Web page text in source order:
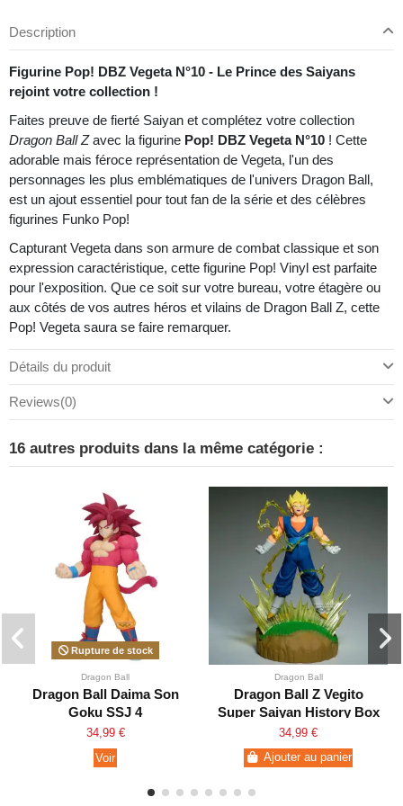
Description
Figurine Pop! DBZ Vegeta N°10 - Le Prince des Saiyans
rejoint votre collection !
Faites preuve de fierté Saiyan et complétez votre collection
Dragon Ball Zavec la figurine Pop! DBZ Vegeta N°10! Cette
adorable mais féroce représentation de Vegeta, l'un des
personnages les plus emblématiques de l'univers Dragon Ball,
est un ajout essentiel pour tout fan de la série et des célèbres
figurines Funko Pop!
Capturant Vegeta dans son armure de combat classique et son
expression caractéristique, cette figurine Pop! Vinyl est parfaite
pour l'exposition. Que ce soit sur votre bureau, votre étagère ou
aux côtés de vos autres héros et vilains de Dragon Ball Z, cette
Pop! Vegeta saura se faire remarquer.
Détails du produit
Reviews(0)
16 autres produits dans la même catégorie :
Rupture de stock
Dragon Ball
Dragon Ball Daima Son
Goku SSJ 4
34,99 €
Voir
Dragon Ball
Dragon Ball Z Vegito
Super Saiyan History Box
34,99 €
Ajouter au panier